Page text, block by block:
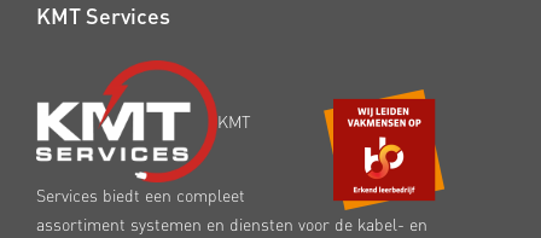
KMT Services
KMT
Services biedt een compleet
assortiment systemen en diensten voor de kabel- en